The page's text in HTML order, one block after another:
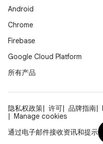
Android
Chrome
Firebase
Google Cloud Platform
所有产品
隐私权政策 许可 品牌指南
Manage cookies
通过电子邮件接收资讯和提示